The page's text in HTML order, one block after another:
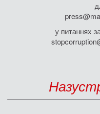
у питаннях